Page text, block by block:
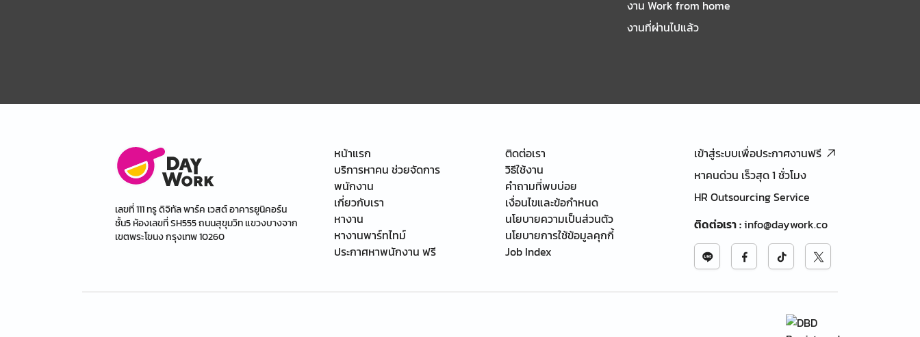
งาน Work from home
งานที่ผ่านไปแล้ว
เลขที่ 111 ทรู ดิจิทัล พาร์ค เวสต์ อาคารยูนิคอร์น
ชั้น5 ห้องเลขที่ SH555 ถนนสุขุมวิท แขวงบางจาก
เขตพระโขนง กรุงเทพ 10260
หน้าแรก
บริการหาคน ช่วยจัดการ
พนักงาน
เกี่ยวกับเรา
หางาน
หางานพาร์ทไทม์
ประกาศหาพนักงาน ฟรี
ติดต่อเรา
วิธีใช้งาน
คำถามที่พบบ่อย
เงื่อนไขและข้อกำหนด
นโยบายความเป็นส่วนตัว
นโยบายการใช้ข้อมูลคุกกี้
Job Index
เข้าสู่ระบบเพื่อประกาศงานฟรี
หาคนด่วน เร็วสุด 1 ชั่วโมง
HR Outsourcing Service
ติดต่อเรา:info@daywork.co